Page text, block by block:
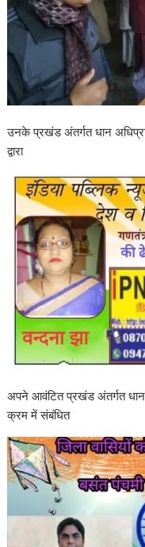
उनके प्रखंड अंतर्गत धान
द्वारा
अपने आवंटित प्रखंड अंतर्गत धान
क्रम में संबंधित